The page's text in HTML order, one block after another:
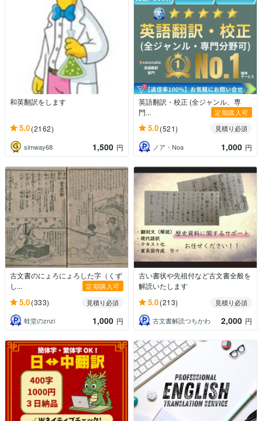
和英翻訳をします
5.0(2162)
simway68 1,500 円
英語翻訳・校正 (全ジャンル、専
門...
定期購入可
5.0(521)
見積り必須
ノア・Noa
1,000 円
古文書のにょろにょろした字（くず
し...
定期購入可
5.0(333)
見積り必須
蛙堂のznzi
1,000 円
古い書状や先祖付など古文書全般を
解読いたします
5.0(213)
見積り必須
古文書解読つちかわ
2,000 円